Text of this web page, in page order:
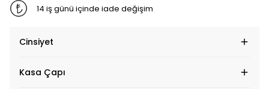
14 iş günü içinde iade değişim
Cinsiyet
Kasa Çapı